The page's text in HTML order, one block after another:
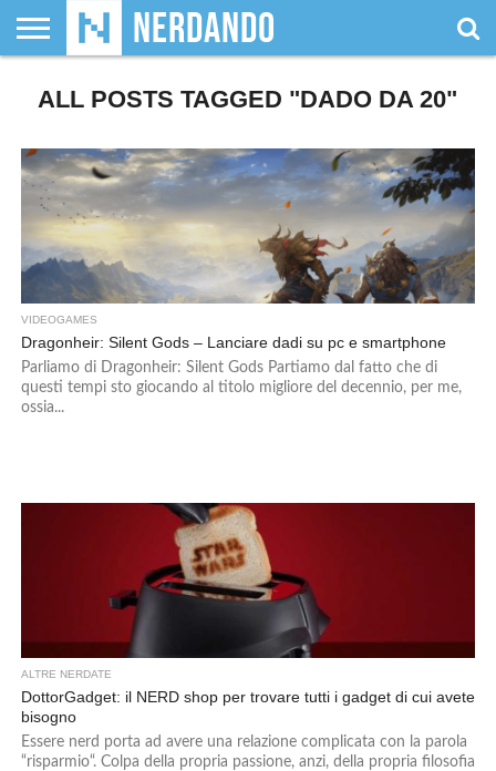
SIAMO
GIOCHI
DA
GIOCHI
DI
VIDEOGAMES
FILM
&
FUMETTI
& LIBRI
MAGIC:
THE
DUNGEONS
&
WRESTLING
NERDANDO
AWARDS
I
BOLLINI
ALL POSTS TAGGED "DADO DA 20"
VIDEOGAMES
Dragonheir: Silent Gods – Lanciare dadi su pc e smartphone
Parliamo di Dragonheir: Silent Gods Partiamo dal fatto che di
questi tempi sto giocando al titolo migliore del decennio, per me,
ossia...
ALTRE NERDATE
DottorGadget: il NERD shop per trovare tutti i gadget di cui avete
bisogno
Essere nerd porta ad avere una relazione complicata con la parola
“risparmio“. Colpa della propria passione, anzi, della propria filosofia